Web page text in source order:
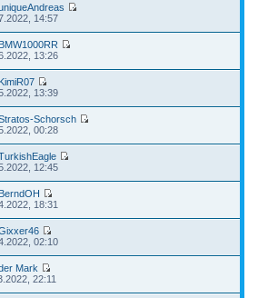
14:57
BMW1000RR
13:26
KimiR07
13:39
Schorsch
00:28
12:45
BerndOH
18:31
02:10
Mark
22:11